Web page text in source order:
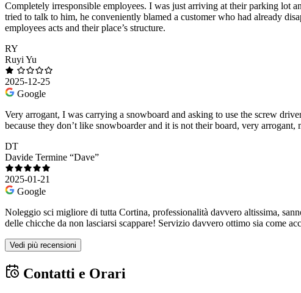
Completely irresponsible employees. I was just arriving at their parking lot
tried to talk to him, he conveniently blamed a customer who had already
employees acts and their place’s structure.
RY
Ruyi Yu
2025-12-25
Google
Very arrogant, I was carrying a snowboard and asking to use the screw
because they don’t like snowboarder and it is not their board, very arrogant,
DT
Davide Termine “Dave”
2025-01-21
Google
Noleggio sci migliore di tutta Cortina, professionalità davvero altissima,
delle chicche da non lasciarsi scappare! Servizio davvero ottimo sia come
Vedi più recensioni
Contatti e Orari